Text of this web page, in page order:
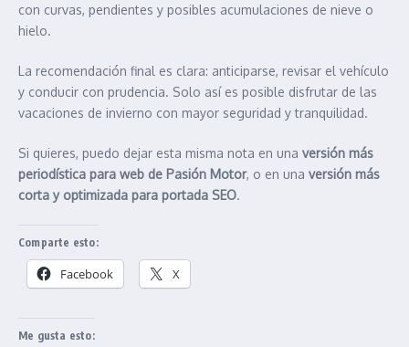
con curvas, pendientes y posibles acumulaciones de nieve o
hielo.
La recomendación final es clara: anticiparse, revisar el vehículo
y conducir con prudencia. Solo así es posible disfrutar de las
vacaciones de invierno con mayor seguridad y tranquilidad.
Si quieres, puedo dejar esta misma nota en una versión más
periodística para web de Pasión Motor, o en una versión más
corta y optimizada para portada SEO.
Comparte esto:
Facebook X
Me gusta esto: